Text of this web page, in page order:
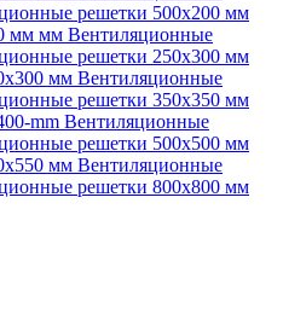
решетки 500х200 мм
мм мм Вентиляционные
решетки 250х300 мм
мм Вентиляционные
решетки 350х350 мм
mm Вентиляционные
решетки 500х500 мм
мм Вентиляционные
решетки 800х800 мм